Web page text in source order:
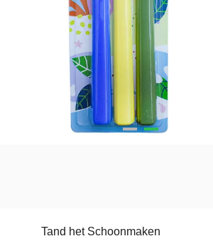
Tand het Schoonmaken